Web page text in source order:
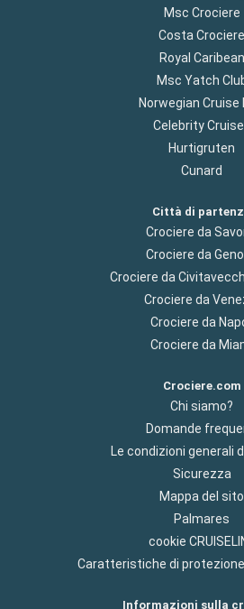
Msc Crociere
Costa Crociere
Royal Caribean
Msc Yatch
Norwegian Cruise
Celebrity
Hurtigruten
Cunard
Città di
Crociere da
Crociere da
Crociere da
Crociere da
Crociere da
Crociere da
Crociere.com
Chi siamo?
Domande
Le condizioni generali
Sicurezza
Mappa del sito
Palmares
cookie
Caratteristiche di
Informazioni sulla